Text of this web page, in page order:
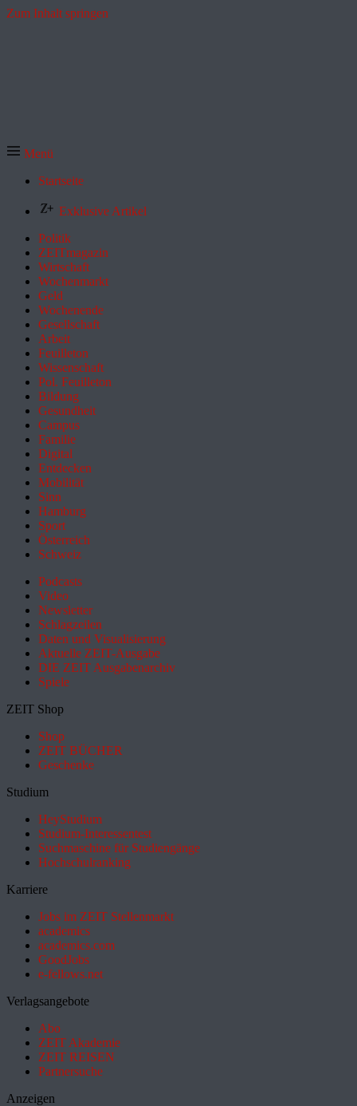
Zum Inhalt springen
Menü
Startseite
Exklusive Artikel
Politik
ZEITmagazin
Wirtschaft
Wochenmarkt
Geld
Wochenende
Gesellschaft
Arbeit
Feuilleton
Wissenschaft
Pol. Feuilleton
Bildung
Gesundheit
Campus
Familie
Digital
Entdecken
Mobilität
Sinn
Hamburg
Sport
Österreich
Schweiz
Podcasts
Video
Newsletter
Schlagzeilen
Daten und Visualisierung
Aktuelle ZEIT-Ausgabe
DIE ZEIT Ausgabenarchiv
Spiele
ZEIT Shop
Shop
ZEIT BÜCHER
Geschenke
Studium
HeyStudium
Studium-Interessentest
Suchmaschine für Studiengänge
Hochschulranking
Karriere
Jobs im ZEIT Stellenmarkt
academics
academics.com
GoodJobs
e-fellows.net
Verlagsangebote
Abo
ZEIT Akademie
ZEIT REISEN
Partnersuche
Anzeigen